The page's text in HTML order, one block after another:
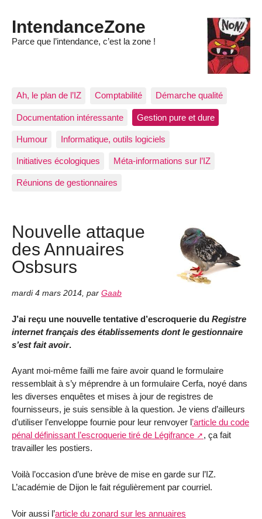
IntendanceZone
Parce que l’intendance, c’est la zone !
Ah, le plan de l’IZ Comptabilité Démarche qualité
Documentation intéressante Gestion pure et dure
Humour Informatique, outils logiciels
Initiatives écologiques Méta-informations sur l’IZ
Réunions de gestionnaires
Nouvelle attaque
des Annuaires
Osbsurs
mardi 4 mars 2014 par Gaab
J’ai reçu une nouvelle tentative d’escroquerie du Registre
internet français des établissements dont le gestionnaire
s’est fait avoir.
Ayant moi-même failli me faire avoir quand le formulaire
ressemblait à s’y méprendre à un formulaire Cerfa, noyé dans
les diverses enquêtes et mises à jour de registres de
fournisseurs, je suis sensible à la question. Je viens d’ailleurs
d’utiliser l’enveloppe fournie pour leur renvoyer l’article du code
pénal définissant l’escroquerie tiré de Légifrance
, ça fait
travailler les postiers.
Voilà l’occasion d’une brève de mise en garde sur l’IZ.
L’académie de Dijon le fait régulièrement par courriel.
Voir aussi l’article du zonard sur les annuaires